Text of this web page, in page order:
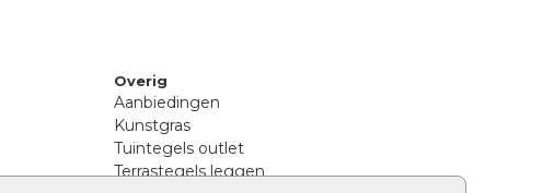
Overig
Aanbiedingen
Kunstgras
Tuintegels outlet
Terrastegels leggen